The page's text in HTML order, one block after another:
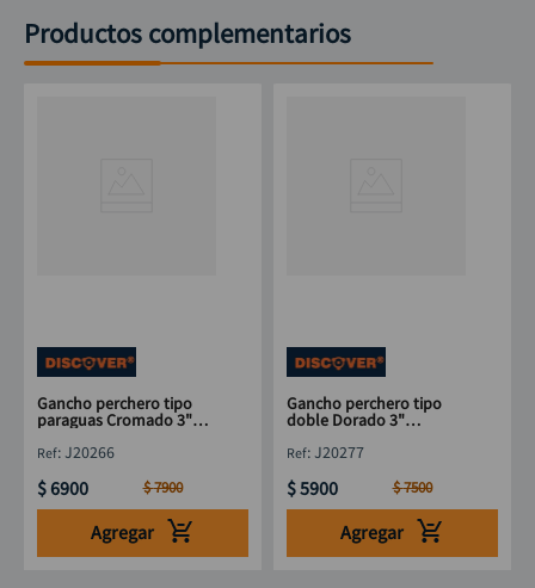
Productos complementarios
Gancho perchero tipo
paraguas Cromado 3"
:J20266
$6900 $7900
Agregar
Gancho perchero tipo
doble Dorado 3"
:J20277
$5900 $7500
Agregar